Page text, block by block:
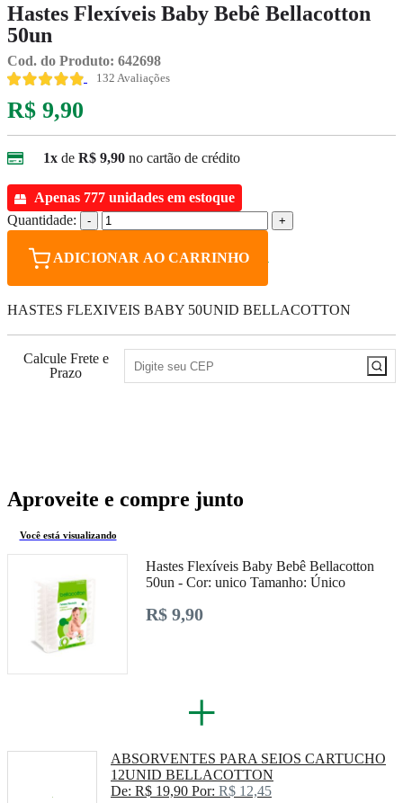
Hastes Flexíveis Baby Bebê Bellacotton
50un
Cod. do Produto: 642698
132 Avaliações
R$ 9,90
1x de R$ 9,90 no cartão de crédito
Apenas 777 unidades em estoque
Quantidade:
- +
ADICIONAR AO CARRINHO
HASTES FLEXIVEIS BABY 50UNID BELLACOTTON
Calcule Frete e
Prazo
Aproveite e compre junto
Você está visualizando
Hastes Flexíveis Baby Bebê Bellacotton
50un - Cor: unico Tamanho: Único
R$ 9,90
+
ABSORVENTES PARA SEIOS CARTUCHO
12UNID BELLACOTTON
De: R$ 19,90 Por: R$ 12,45